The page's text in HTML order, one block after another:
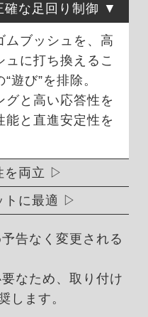
確な足回り制御
ムブッシュを、高
に打ち換えるこ
遊び”を排除。
グと高い応答性を
能と直進安定性を
を両立
トに最適
告なく変更される
なため、取り付け
します。